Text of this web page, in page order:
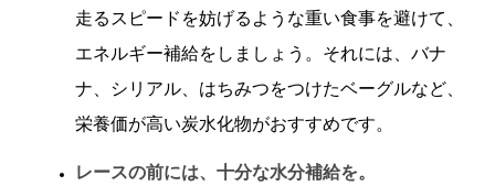
走るスピードを妨げるような重い食事を避けて、
エネルギー補給をしましょう。それには、バナ
ナ、シリアル、はちみつをつけたベーグルなど、
栄養価が高い炭水化物がおすすめです。
レースの前には、十分な水分補給を。